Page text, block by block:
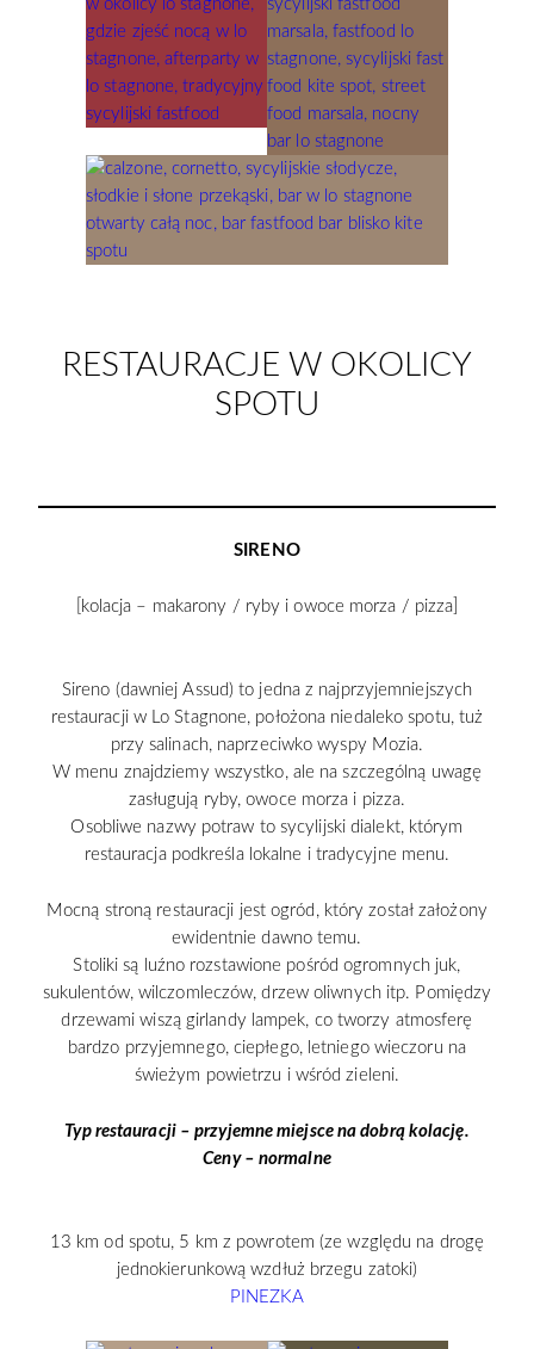
RESTAURACJE W OKOLICY
SPOTU
SIRENO
[kolacja – makarony / ryby i owoce morza / pizza]
Sireno (dawniej Assud) to jedna z najprzyjemniejszych
restauracji w Lo Stagnone, położona niedaleko spotu, tuż
przy salinach, naprzeciwko wyspy Mozia.
W menu znajdziemy wszystko, ale na szczególną uwagę
zasługują ryby, owoce morza i pizza.
Osobliwe nazwy potraw to sycylijski dialekt, którym
restauracja podkreśla lokalne i tradycyjne menu.
Mocną stroną restauracji jest ogród, który został założony
ewidentnie dawno temu.
Stoliki są luźno rozstawione pośród ogromnych juk,
sukulentów, wilczomleczów, drzew oliwnych itp. Pomiędzy
drzewami wiszą girlandy lampek, co tworzy atmosferę
bardzo przyjemnego, ciepłego, letniego wieczoru na
świeżym powietrzu i wśród zieleni.
Typ restauracji – przyjemne miejsce na dobrą kolację.
Ceny – normalne
13 km od spotu, 5 km z powrotem (ze względu na drogę
jednokierunkową wzdłuż brzegu zatoki)
PINEZKA